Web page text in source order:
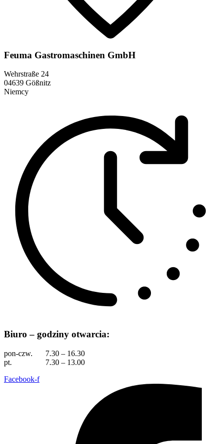
Feuma Gastromaschinen GmbH
Wehrstraße 24
04639 Gößnitz
Niemcy
Biuro – godziny otwarcia:
pon-czw.
7.30 – 16.30
pt.
7.30 – 13.00
Facebook-f